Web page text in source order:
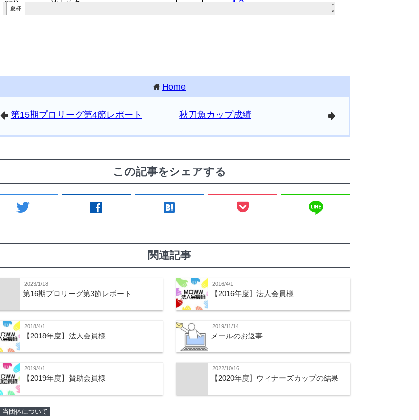
home Home
arrowleft 第15期プロリーグ第4節レポート arrowright
秋刀魚カップ成績
この記事をシェアする
twitter facebook hatenabookmark line
関連記事
2023/1/18
第16期プロリーグ第3節レポート
2016/4/1
【2016年度】法人会員様
2018/4/1
【2018年度】法人会員様
2019/11/14
メールのお返事
2019/4/1
【2019年度】賛助会員様
2022/10/16
【2020年度】ウィナーズカップの結果
当団体について